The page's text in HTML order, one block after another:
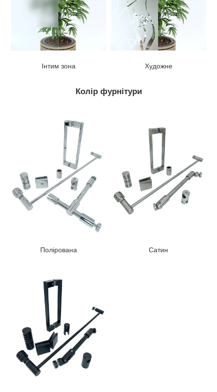
Інтим зона Художне
Колір фурнітури
Полірована Сатин